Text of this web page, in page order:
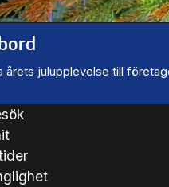
årets julupplevelse till